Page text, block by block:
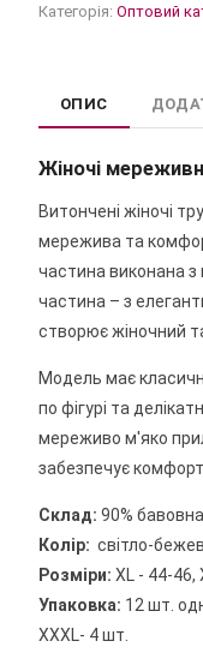
Категорія: Оптовий
ОПИС
Жіночі
Витончені жіночі
мережива та
частина виконана з
частина – з
створює жіночний
Модель має
по фігурі та
мереживо м'яко
забезпечує
Склад: 90%
Колір: світло-
Розміри: ХL - 44-46,
Упаковка: 12 шт.
XХXL- 4 шт.